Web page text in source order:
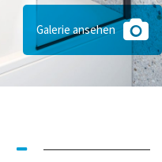
Galerie ansehen